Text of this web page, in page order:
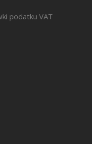
pozwalają
byłyby
na nowe rynki
Pozwala
podatku VAT